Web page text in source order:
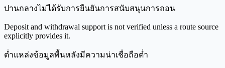
ปานกลางไม่ได้รับการยืนยันการสนับสนุนการถอน
Deposit and withdrawal support is not verified unless a route source
explicitly provides it.
ต่ำแหล่งข้อมูลพื้นหลังมีความน่าเชื่อถือต่ำ